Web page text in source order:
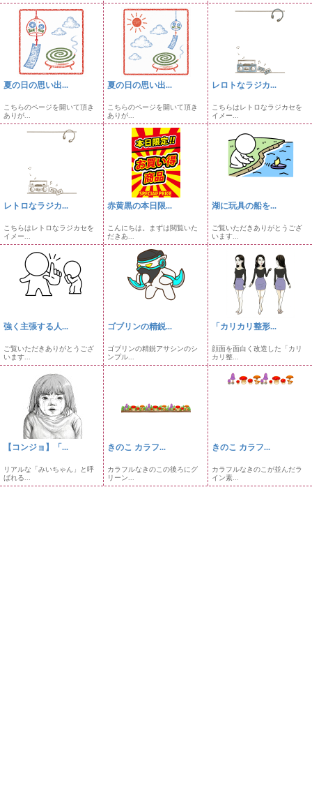
夏の日の思い出...
こちらのページを開いて頂き
ありが...
夏の日の思い出...
こちらのページを開いて頂き
ありが...
レロトなラジカ...
こちらはレトロなラジカセを
イメー...
レトロなラジカ...
こちらはレトロなラジカセを
イメー...
赤黄黒の本日限...
こんにちは。まずは閲覧いた
だきあ...
湖に玩具の船を...
ご覧いただきありがとうござ
います...
強く主張する人...
ご覧いただきありがとうござ
います...
ゴブリンの精鋭...
ゴブリンの精鋭アサシンのシ
ンプル...
「カリカリ整形...
顔面を面白く改造した「カリ
カリ整...
【コンジョ】「...
リアルな「みいちゃん」と呼
ばれる...
きのこ カラフ...
カラフルなきのこの後ろにグ
リーン...
きのこ カラフ...
カラフルなきのこが並んだラ
イン素...